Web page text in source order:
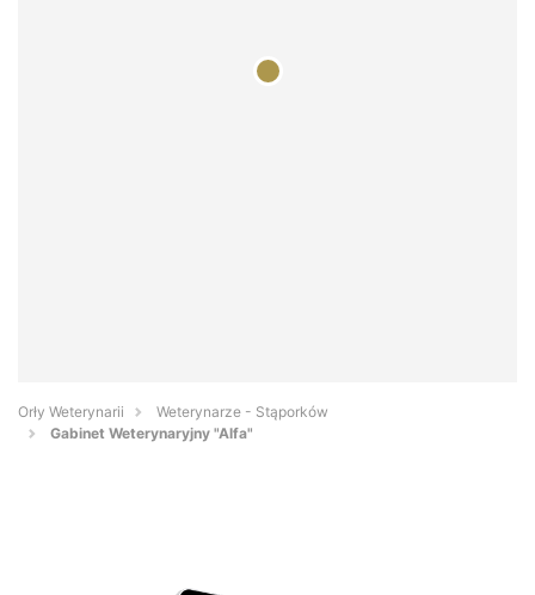
Orły Weterynarii
Weterynarze - Stąporków
Gabinet Weterynaryjny "Alfa"